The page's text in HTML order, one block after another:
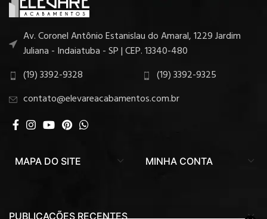
Av. Coronel Antônio Estanislau do Amaral, 1229 Jardim
Juliana - Indaiatuba - SP | CEP. 13340-480
(19) 3392-9328
(19) 3392-9325
contato@elevareacabamentos.com.br
MAPA DO SITE MINHA CONTA
PUBLICAÇÕES RECENTES